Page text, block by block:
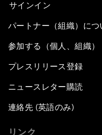
サインイン
パートナー（組織）につ
参加する（個人、組織）
プレスリリース登録
ニュースレター購読
連絡先 (英語のみ)
リンク